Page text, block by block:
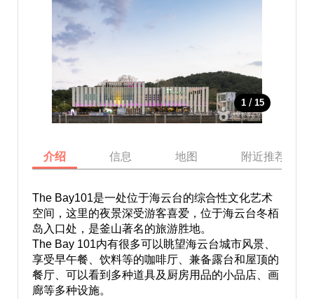
1 / 15
介绍 信息 地图 附近推荐景点
The Bay101是一处位于海云台的综合性文化艺术
空间，这里的夜景深受游客喜爱，位于海云台冬栢
岛入口处，是釜山著名的旅游胜地。
The Bay 101内有很多可以眺望海云台城市风景、
享受早午餐、饮料等的咖啡厅、兼备露台和屋顶的
餐厅、可以看到多种道具及厨房用品的小品店、画
廊等多种设施。